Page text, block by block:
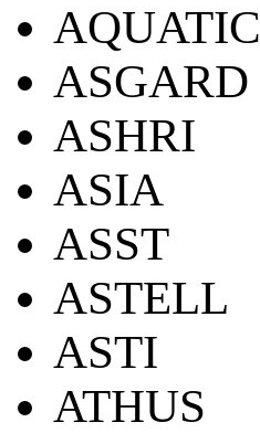
AQUATIC
ASGARD
ASHRI
ASIA
ASST
ASTELL
ASTI
ATHUS